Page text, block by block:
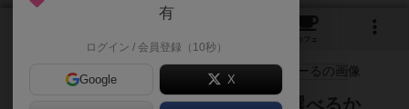
カフェ
ペア対戦ゲーム ゲーム難易度も選べるか
有
ログイン / 会員登録（10秒）
Google X